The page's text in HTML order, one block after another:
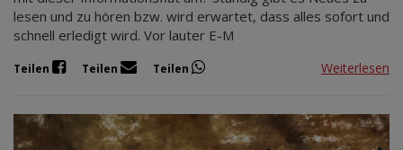
lesen und zu hören bzw. wird erwartet, dass alles sofort und
schnell erledigt wird. Vor lauter E-M
Teilen Teilen Teilen Weiterlesen